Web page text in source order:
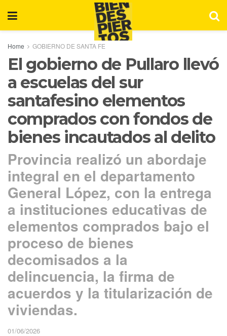
Home GOBIERNO DE SANTA FE
El gobierno de Pullaro llevó
a escuelas del sur
santafesino elementos
comprados con fondos de
bienes incautados al delito
Provincia realizó un abordaje
integral en el departamento
General López, con la entrega
a instituciones educativas de
elementos comprados bajo el
proceso de bienes
decomisados a la
delincuencia, la firma de
acuerdos y la titularización de
viviendas.
01/06/2026